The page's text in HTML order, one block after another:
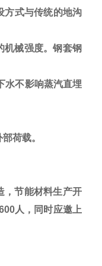
方式与传统的地沟
机械强度。钢套钢
水不影响蒸汽直埋
荷载。
，节能材料生产开
人，同时应邀上